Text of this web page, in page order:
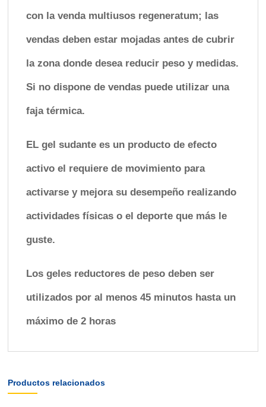
con la venda multiusos regeneratum; las
vendas deben estar mojadas antes de cubrir
la zona donde desea reducir peso y medidas.
Si no dispone de vendas puede utilizar una
faja térmica.
EL gel sudante es un producto de efecto
activo el requiere de movimiento para
activarse y mejora su desempeño realizando
actividades físicas o el deporte que más le
guste.
Los geles reductores de peso deben ser
utilizados por al menos 45 minutos hasta un
máximo de 2 horas
Productos relacionados